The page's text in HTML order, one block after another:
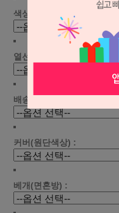
색상선택 :
열선 선택 :
배송료 선택 :
커버(원단색상) :
베개(면혼방) :